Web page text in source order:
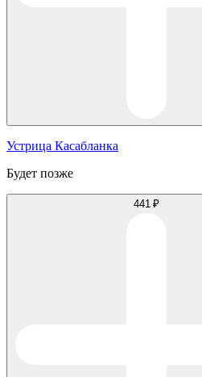
Устрица Касабланка
Будет позже
441 ₽